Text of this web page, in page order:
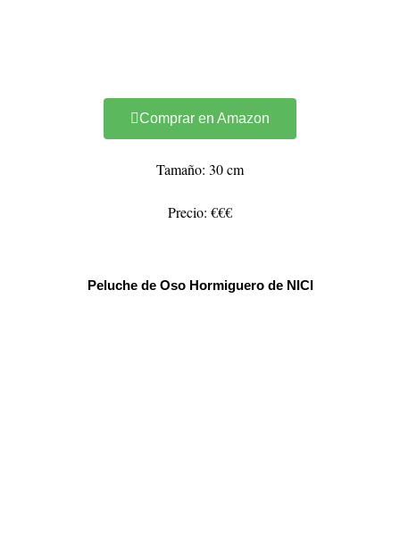
Comprar en Amazon
Tamaño: 30 cm
Precio: €€€
Peluche de Oso Hormiguero de NICI